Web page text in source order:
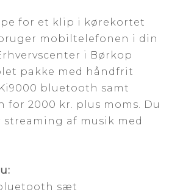
for et klip i kørekortet
mobiltelefonen i din
i Børkop
pakke med håndfrit
bluetooth samt
2000 kr. plus moms. Du
af musik med
sæt